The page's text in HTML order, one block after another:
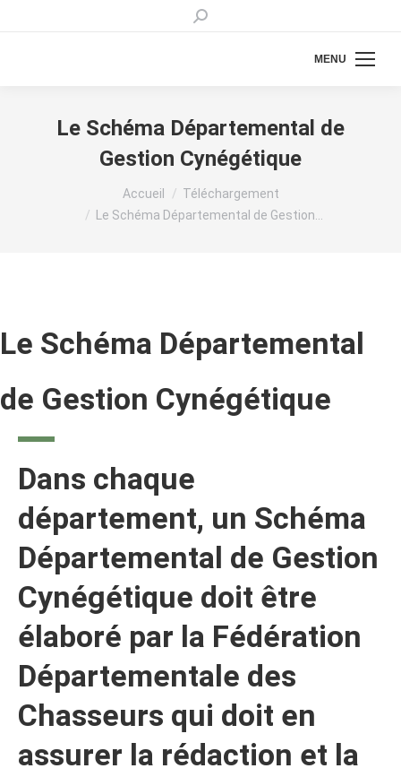
Recherche
MENU
Le Schéma Départemental de
Gestion Cynégétique
Accueil
Téléchargement
Le Schéma Départemental de Gestion…
Le Schéma Départemental
de Gestion Cynégétique
Dans chaque
département, un Schéma
Départemental de Gestion
Cynégétique doit être
élaboré par la Fédération
Départementale des
Chasseurs qui doit en
assurer la rédaction et la